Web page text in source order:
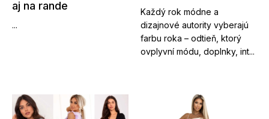
aj na rande
...
Každý rok módne a
dizajnové autority vyberajú
farbu roka – odtieň, ktorý
ovplyvní módu, doplnky, int...